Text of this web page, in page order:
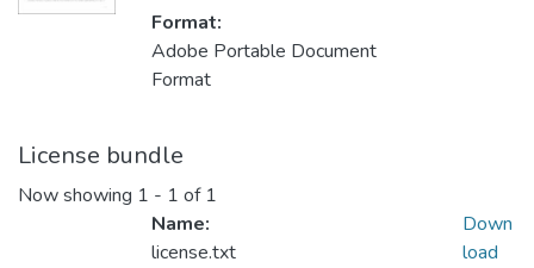
Format:
Adobe Portable Document
Format
License bundle
Now showing 1 - 1 of 1
Name:
license.txt
Down
load